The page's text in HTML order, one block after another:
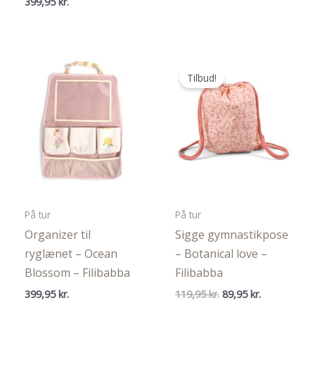
På tur
Organizer til
ryglænet – Ocean
Blossom – Filibabba
399,95kr.
Tilbud!
På tur
Sigge gymnastikpose
– Botanical love –
Filibabba
119,95kr. Den
89,95kr.Den